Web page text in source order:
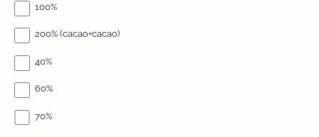
100%
200% (cacao+cacao)
40%
60%
70%